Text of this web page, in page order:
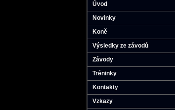
Úvod
Novinky
Koně
Výsledky ze závodů
Závody
Tréninky
Kontakty
Vzkazy